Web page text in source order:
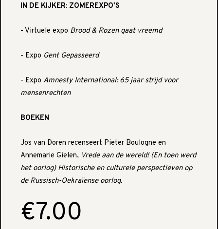
IN DE KIJKER: ZOMEREXPO'S
- Virtuele expo Brood & Rozen gaat vreemd
- Expo Gent Gepasseerd
- Expo Amnesty International: 65 jaar strijd voor
mensenrechten
BOEKEN
Jos van Doren recenseert Pieter Boulogne en
Annemarie Gielen, Vrede aan de wereld! (En toen werd
het oorlog) Historische en culturele perspectieven op
de Russisch-Oekraïense oorlog.
€7.00